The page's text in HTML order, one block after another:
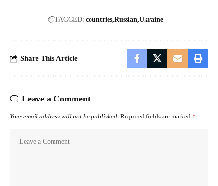
TAGGED: countries Russian Ukraine
Share This Article
Leave a Comment
Your email address will not be published. Required fields are marked *